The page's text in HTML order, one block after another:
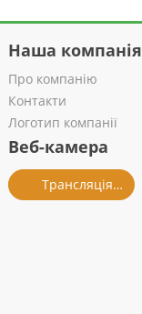
Наша компанія
Про компанію
Контакти
Логотип компанії
Веб-камера
Трансляція із салону